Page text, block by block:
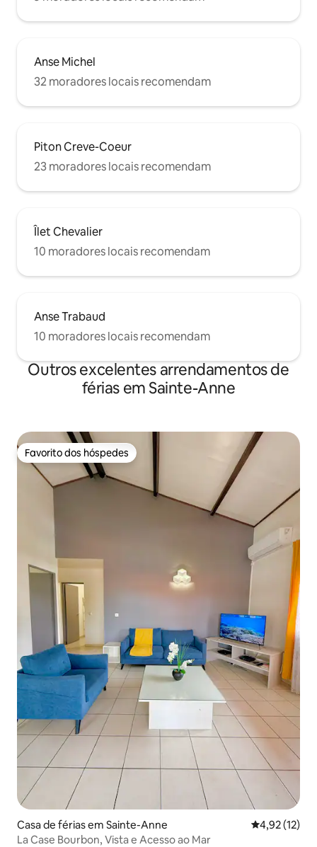
Anse Michel
32 moradores locais recomendam
Piton Creve-Coeur
23 moradores locais recomendam
Îlet Chevalier
10 moradores locais recomendam
Anse Trabaud
10 moradores locais recomendam
Outros excelentes arrendamentos de
férias em Sainte-Anne
Favorito dos hóspedes
Favorito dos hóspedes
Casa de férias em Sainte-Anne Classificação
4,92 (12)
La Case Bourbon, Vista e Acesso ao Mar